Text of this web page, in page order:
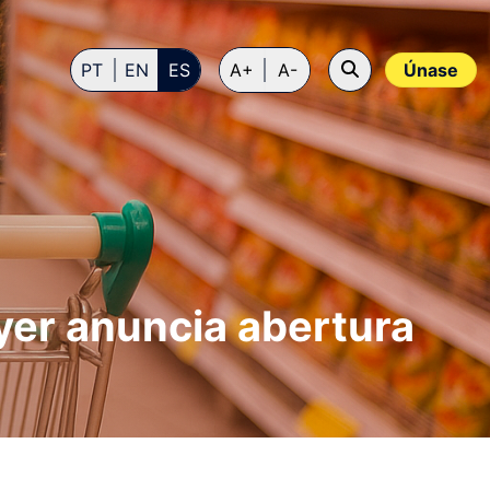
Únase
PT EN ES A+ A-
anuncia abertura